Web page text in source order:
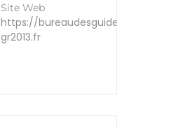
Site Web
https://bureaudesguides-
gr2013.fr